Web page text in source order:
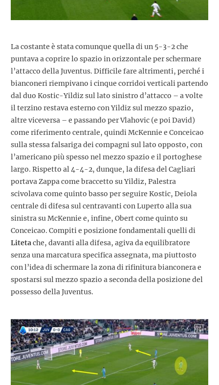
La costante è stata comunque quella di un 5-3-2 che
puntava a coprire lo spazio in orizzontale per schermare
l’attacco della Juventus. Difficile fare altrimenti, perché i
bianconeri riempivano i cinque corridoi verticali partendo
dal duo Kostic-Yildiz sul lato sinistro d’attacco – a volte
il terzino restava esterno con Yildiz sul mezzo spazio,
altre viceversa – e passando per Vlahovic (e poi David)
come riferimento centrale, quindi McKennie e Conceicao
sulla stessa falsariga dei compagni sul lato opposto, con
l’americano più spesso nel mezzo spazio e il portoghese
largo. Rispetto al 4-4-2, dunque, la difesa del Cagliari
portava Zappa come braccetto su Yildiz, Palestra
scivolava come quinto basso per seguire Kostic, Deiola
centrale di difesa sul centravanti con Luperto alla sua
sinistra su McKennie e, infine, Obert come quinto su
Conceicao. Compiti e posizione fondamentali quelli di
Litetache, davanti alla difesa, agiva da equilibratore
senza una marcatura specifica assegnata, ma piuttosto
con l’idea di schermare la zona di rifinitura bianconera e
spostarsi sul mezzo spazio a seconda della posizione del
possesso della Juventus.